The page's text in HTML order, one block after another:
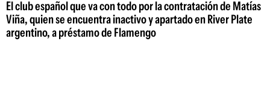
El club español que va con todo por la contratación de Matías
Viña, quien se encuentra inactivo y apartado en River Plate
argentino, a préstamo de Flamengo